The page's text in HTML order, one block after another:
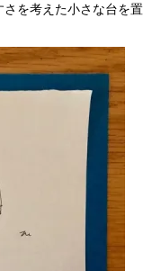
を考えた小さな台を置